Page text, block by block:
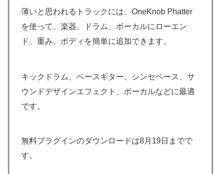
薄いと思われるトラックには、OneKnob Phatter
を使って、楽器、ドラム、ボーカルにローエン
ド、重み、ボディを簡単に追加できます。
キックドラム、ベースギター、シンセベース、サ
ウンドデザインエフェクト、ボーカルなどに最適
です。
無料プラグインのダウンロードは8月19日までで
す。